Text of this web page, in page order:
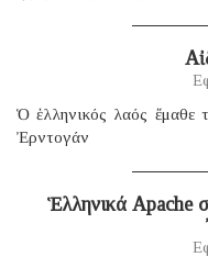
Ὁ ἑλληνικός λαός ἔμαθε
Ἐρντογάν
Ἑλληνικά Apache